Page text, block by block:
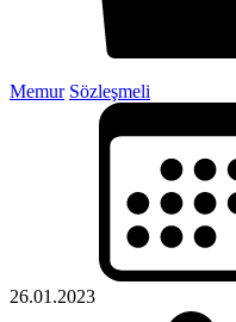
Memur Sözleşmeli
26.01.2023